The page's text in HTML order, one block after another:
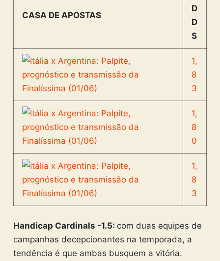
CASA DE APOSTAS
D
D
S
1,
8
3
1,
8
0
1,
8
3
Handicap Cardinals -1.5: com duas equipes de
campanhas decepcionantes na temporada, a
tendência é que ambas busquem a vitória.